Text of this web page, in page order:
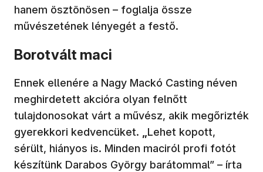
hanem ösztönösen – foglalja össze
művészetének lényegét a festő.
Borotvált maci
Ennek ellenére a Nagy Mackó Casting néven
meghirdetett akcióra olyan felnőtt
tulajdonosokat várt a művész, akik megőrizték
gyerekkori kedvencüket.
Lehet kopott,
sérült, hiányos is. Minden maciról profi fotót
készítünk Darabos György barátommal” – írta